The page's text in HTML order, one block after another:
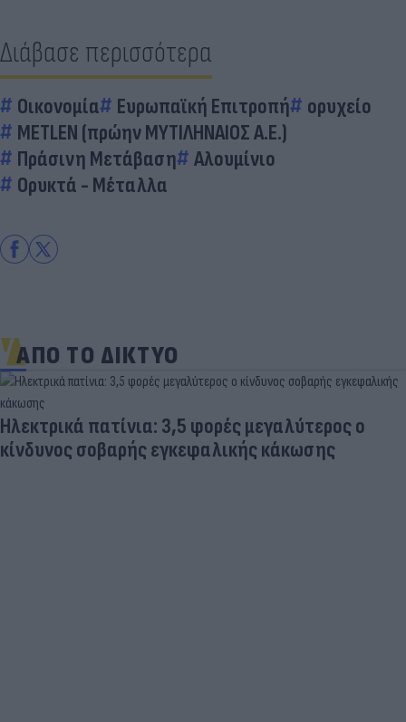
Διάβασε περισσότερα
Οικονομία Ευρωπαϊκή Επιτροπή
ορυχείο
METLEN (πρώην ΜΥΤΙΛΗΝΑΙΟΣ Α.Ε.)
Πράσινη Μετάβαση
Αλουμίνιο
Ορυκτά - Μέταλλα
ΑΠΟ ΤΟ ΔΙΚΤΥΟ
Ηλεκτρικά πατίνια: 3,5 φορές μεγαλύτερος ο
κίνδυνος σοβαρής εγκεφαλικής κάκωσης